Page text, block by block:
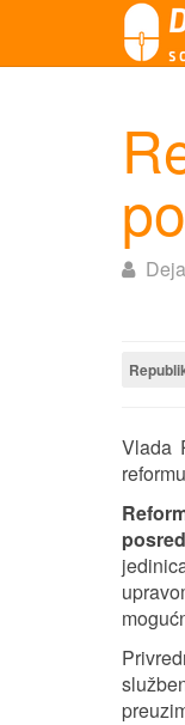
Vlada